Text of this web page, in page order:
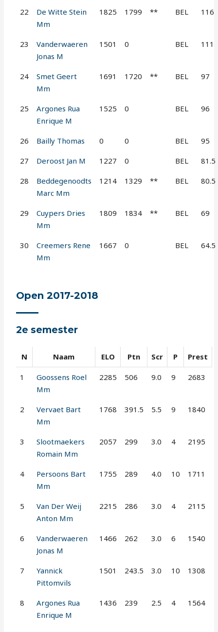
22
De Witte Stein
Mm
1825 1799 ** BEL 116
23
Vanderwaeren
Jonas M
1501 0 BEL 111
24
Smet Geert
Mm
1691 1720 ** BEL 97
25
Argones Rua
Enrique M
1525 0 BEL 96
26 Bailly Thomas 0 0 BEL 95
27 Deroost Jan M 1227 0 BEL 81.5
28
Beddegenoodts
Marc Mm
1214 1329 ** BEL 80.5
29
Cuypers Dries
Mm
1809 1834 ** BEL 69
30
Creemers Rene
Mm
1667 0 BEL 64.5
Open 2017-2018
2e semester
N Naam ELO Ptn Scr P Prest
1
Goossens Roel
Mm
2285 506 9.0 9 2683
2
Vervaet Bart
Mm
1768 391.5 5.5 9 1840
3
Slootmaekers
Romain Mm
2057 299 3.0 4 2195
4
Persoons Bart
Mm
1755 289 4.0 10 1711
5
Van Der Weij
Anton Mm
2215 286 3.0 4 2115
6
Vanderwaeren
Jonas M
1466 262 3.0 6 1540
7
Yannick
Pittomvils
1501 243.5 3.0 10 1308
8
Argones Rua
Enrique M
1436 239 2.5 4 1564